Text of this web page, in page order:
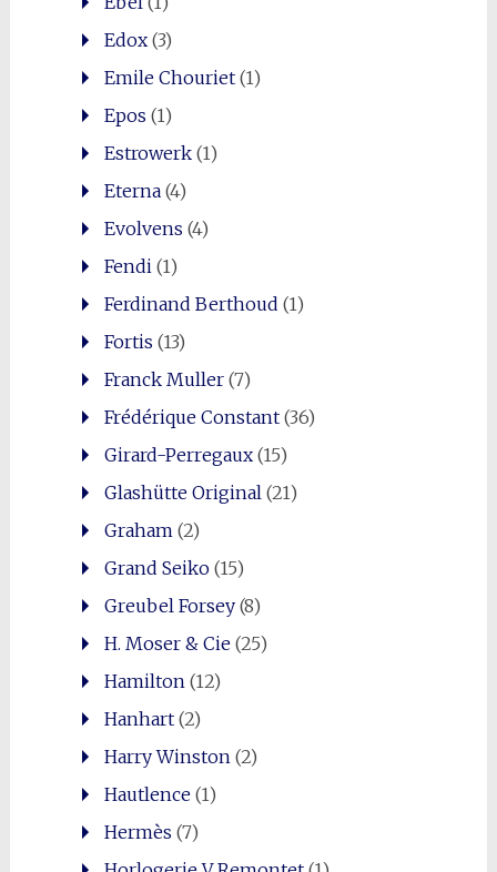
Edox(3)
Emile Chouriet(1)
Epos (1)
Estrowerk(1)
Eterna(4)
Evolvens (4)
Fendi (1)
Ferdinand Berthoud (1)
Fortis (13)
Franck Muller(7)
Frédérique Constant(36)
Girard-Perregaux(15)
Glashütte Original (21)
Graham (2)
Grand Seiko(15)
Greubel Forsey(8)
H. Moser & Cie(25)
Hamilton (12)
Hanhart(2)
Harry Winston (2)
Hautlence(1)
Hermès (7)